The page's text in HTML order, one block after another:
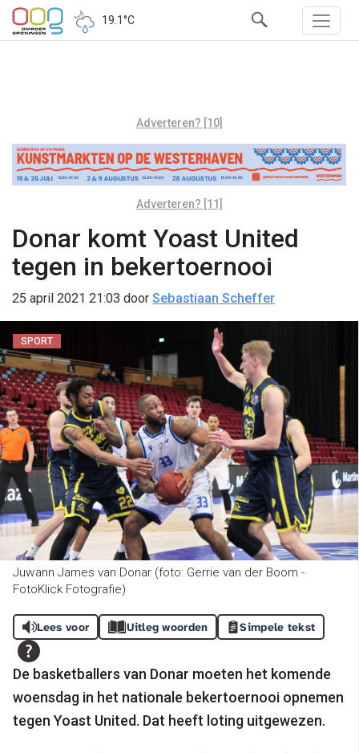
19.1°C
Adverteren? [10]
Adverteren? [11]
Donar komt Yoast United
tegen in bekertoernooi
25 april 2021 21:03 door Sebastiaan Scheffer
SPORT
Juwann James van Donar (foto: Gerrie van der Boom -
FotoKlick Fotografie)
Lees voor Uitleg woorden Simpele tekst
De basketballers van Donar moeten het komende
woensdag in het nationale bekertoernooi opnemen
tegen Yoast United. Dat heeft loting uitgewezen.